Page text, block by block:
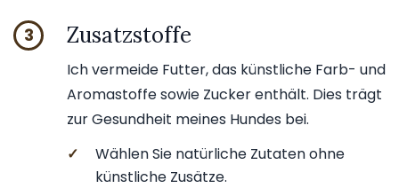
3 Zusatzstoffe
Ich vermeide Futter, das künstliche Farb- und
Aromastoffe sowie Zucker enthält. Dies trägt
zur Gesundheit meines Hundes bei.
✓
Wählen Sie natürliche Zutaten ohne
künstliche Zusätze.